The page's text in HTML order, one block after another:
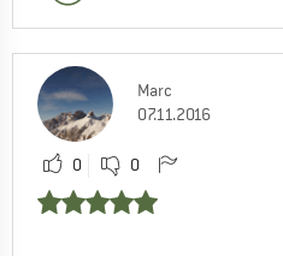
Marc
07.11.2016
0 0